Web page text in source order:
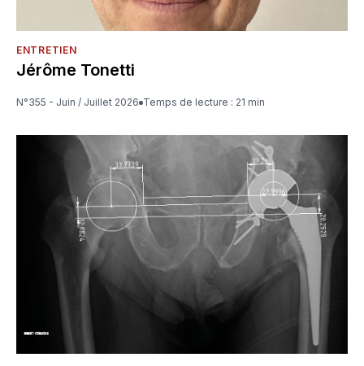
ENTRETIEN
Jérôme Tonetti
N°355 - Juin / Juillet 2026 Temps de lecture : 21 min